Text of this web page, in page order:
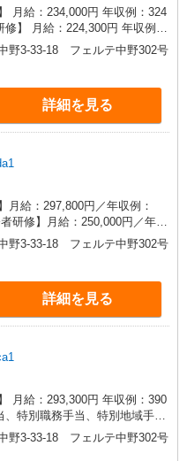
月給：234,000円 年収例：324
平均2回分）、深夜勤手当（月
特別手当は勤続5年目までの
再入社は除く） ◎賞与：
支給 ◎残業時は別途時間外手
野3-33-18 フェルテ中野302号
詳細を見る
月給：297,800円／年収例：
研修】月給：250,000円／年収
任者研修】月給：240,300円／
※職務手当、（東京都）居住
平均2回分）、在宅手当（月平
平均的に支払われる手当含む
特別職務手当、特別地域手当
当支給（超過1分〜） ◎居住支
年目迄の方は更に1万円支給
与 基本給2.08ヶ月分/年支給
野3-33-18 フェルテ中野302号
詳細を見る
月給：293,300円 年収例：390
支援特別手当、働きがい向上
平均2回分）、深夜勤手当（月
野3-33-18 フェルテ中野302号